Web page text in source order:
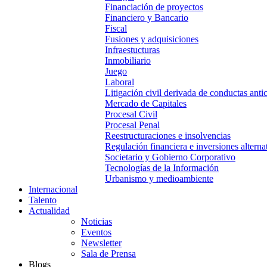
Financiación de proyectos
Financiero y Bancario
Fiscal
Fusiones y adquisiciones
Infraestucturas
Inmobiliario
Juego
Laboral
Litigación civil derivada de conductas
Mercado de Capitales
Procesal Civil
Procesal Penal
Reestructuraciones e insolvencias
Regulación financiera e inversiones
Societario y Gobierno Corporativo
Tecnologías de la Información
Urbanismo y medioambiente
Internacional
Talento
Actualidad
Noticias
Eventos
Newsletter
Sala de Prensa
Blogs